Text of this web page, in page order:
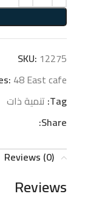
SKU: 12275
48 East cafe
Tag: تنمية ذات
Share:
Reviews (0)
Reviews